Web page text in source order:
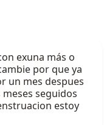
exuna más o
por que ya
un mes despues
seguidos
estoy